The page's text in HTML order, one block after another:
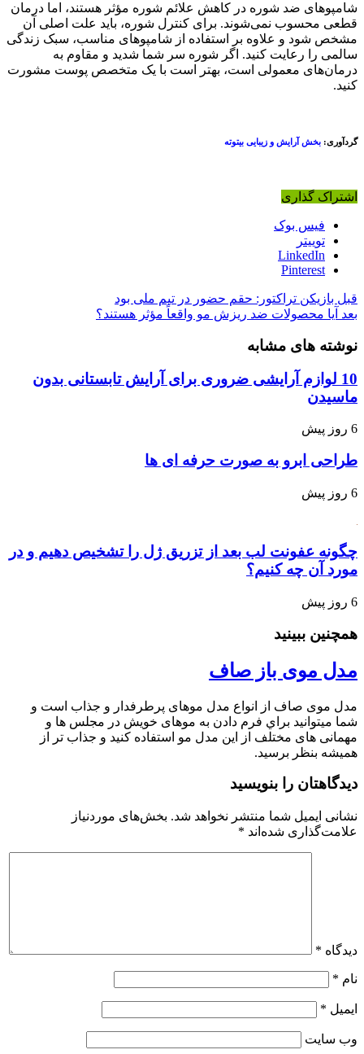
ضد شوره در کاهش علائم شوره مؤثر هستند، اما درمان
محسوب نمی‌شوند. برای کنترل شوره، باید علت اصلی آن
شود و علاوه بر استفاده از شامپوهای مناسب، سبک زندگی
را رعایت کنید. اگر شوره سر شما شدید و مقاوم به
معمولی است، بهتر است با یک متخصص پوست مشورت
بخش آرایش و زیبایی بیتوته
گذاری
فیس بوک
توییتر
LinkedIn
Pinterest
بازیکن تراکتور: حقم حضور در تیم ملی بود
آیا محصولات ضد ریزش مو واقعاً مؤثر هستند؟
های مشابه
10 لوازم آرایشی ضروری برای آرایش تابستانی بدون
ابرو به صورت حرفه ای ها
عفونت لب بعد از تزریق ژل را تشخیص دهیم و در
آن چه کنیم؟
ببینید
موی باز صاف
موی صاف از انواع مدل موهای پرطرفدار و جذاب است و
میتوانید براي فرم دادن به موهای خویش در مجلس ها و
های مختلف از این مدل مو استفاده کنید و جذاب تر از
بنظر برسید.
را بنویسید
ایمیل شما منتشر نخواهد شد. بخش‌های موردنیاز
شده‌اند*
*
*
*
سایت